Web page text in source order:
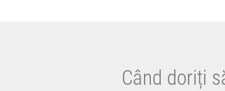
Când doriți